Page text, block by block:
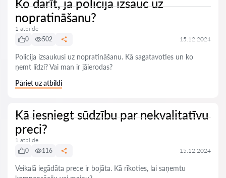
Ko darīt, ja policija izsauc uz
nopratināšanu?
1 atbilde
0
502 15.12.2024
Policija izsaukusi uz nopratināšanu. Kā sagatavoties un ko
ņemt līdzi? Vai man ir jāierodas?
Pāriet uz atbildi
Kā iesniegt sūdzību par nekvalitatīvu
preci?
1 atbilde
0
116 15.12.2024
Veikalā iegādāta prece ir bojāta. Kā rīkoties, lai saņemtu